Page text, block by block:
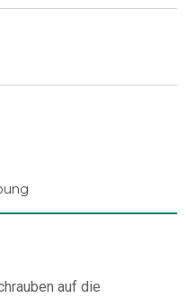
auf die